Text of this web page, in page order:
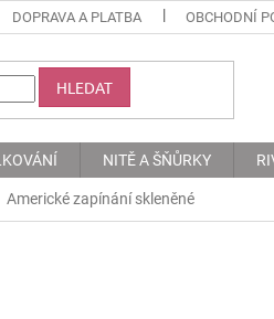
DOPRAVA A PLATBA OBCHODNÍ
HLEDAT
NITĚ A ŠŇŮRKY
Americké zapínání skleněné